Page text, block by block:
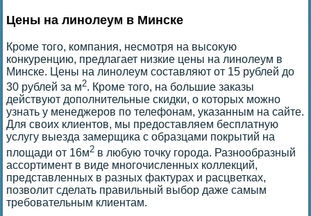
Цены на линолеум в Минске
Кроме того, компания, несмотря на высокую
конкуренцию, предлагает низкие цены на линолеум в
Минске. Цены на линолеум составляют от 15 рублей до
30 рублей за м2. Кроме того, на большие заказы
действуют дополнительные скидки, о которых можно
узнать у менеджеров по телефонам, указанным на сайте.
Для своих клиентов, мы предоставляем бесплатную
услугу выезда замерщика с образцами покрытий на
площади от 16м2 в любую точку города. Разнообразный
ассортимент в виде многочисленных коллекций,
представленных в разных фактурах и расцветках,
позволит сделать правильный выбор даже самым
требовательным клиентам.